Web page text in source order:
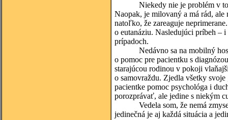
Niekedy nie je problém v tom,
Naopak, je milovaný a má rád,
natoľko, že zareaguje
o eutanáziu. Nasledujúci príbeh –
prípadoch.
Nedávno sa na mobilný
o pomoc pre pacientku s
starajúcou rodinou v pokoji
o samovraždu. Zjedla všetky
pacientke pomoc psychológa i
porozprávať, ale jedine s niekým
Vedela som, že nemá zmysel
jedinečná je aj každá situácia a